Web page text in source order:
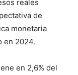
reales
de
monetaria
en 2024.
en 2,6% del